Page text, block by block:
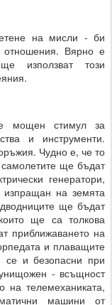
на мисли - би
Вярно е
използват този
е мощен стимул за
и инструменти.
Чудно е, че то
ще бъдат
генератори,
изпращан на земята
ще бъдат
ще са толкова
приближаването на
и плаващите
и безопасни при
- всъщност
на телемеханиката,
машини от